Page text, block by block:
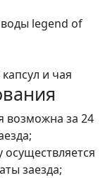
legend of
и чая
возможна за 24
заезда;